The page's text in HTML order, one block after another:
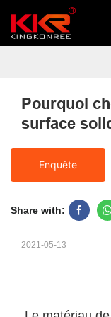
Pourquoi
surface
Enquête
Share with:
2021-05-13